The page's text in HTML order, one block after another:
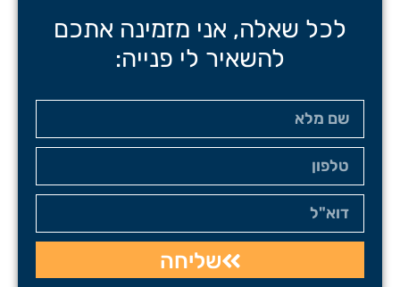
לכל שאלה, אני מזמינה אתכם
להשאיר לי פנייה:
שליחה